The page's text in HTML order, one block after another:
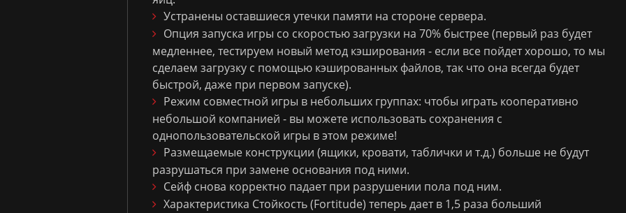
Устранены оставшиеся утечки памяти на стороне сервера.
Опция запуска игры со скоростью загрузки на 70% быстрее (первый раз будет
медленнее, тестируем новый метод кэширования - если все пойдет хорошо, то мы
сделаем загрузку с помощью кэшированных файлов, так что она всегда будет
быстрой, даже при первом запуске).
Режим совместной игры в небольших группах: чтобы играть кооперативно
небольшой компанией - вы можете использовать сохранения с
однопользовательской игры в этом режиме!
Размещаемые конструкции (ящики, кровати, таблички и т.д.) больше не будут
разрушаться при замене основания под ними.
Сейф снова корректно падает при разрушении пола под ним.
Характеристика Стойкость (Fortitude) теперь дает в 1,5 раза больший